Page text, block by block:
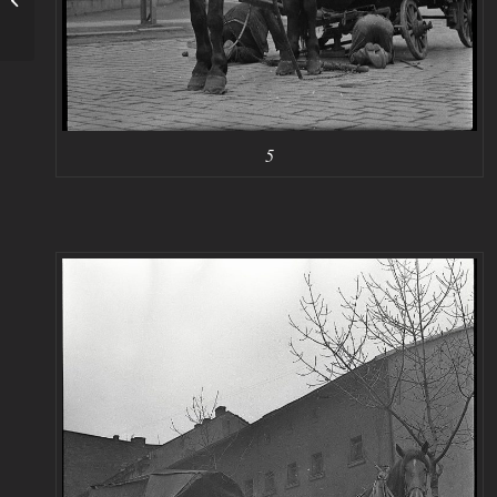
5
Eisnera ul: Boboli.